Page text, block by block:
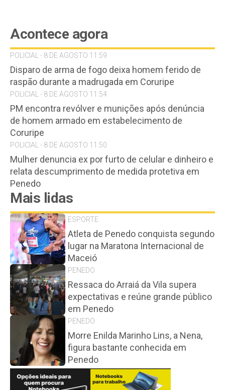
Acontece agora
POLICIAL - 8 DE AGOSTO 11:59
Disparo de arma de fogo deixa homem ferido de
raspão durante a madrugada em Coruripe
POLICIAL - 8 DE AGOSTO 11:54
PM encontra revólver e munições após denúncia
de homem armado em estabelecimento de
Coruripe
POLICIAL - 8 DE AGOSTO 11:50
Mulher denuncia ex por furto de celular e dinheiro e
relata descumprimento de medida protetiva em
Penedo
Mais lidas
ESPORTE
Atleta de Penedo conquista segundo
lugar na Maratona Internacional de
Maceió
PENEDO
Ressaca do Arraiá da Vila supera
expectativas e reúne grande público
em Penedo
PENEDO
Morre Enilda Marinho Lins, a Nena,
figura bastante conhecida em
Penedo